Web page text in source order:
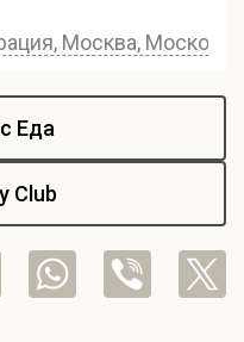
Москва,
Еда
Club